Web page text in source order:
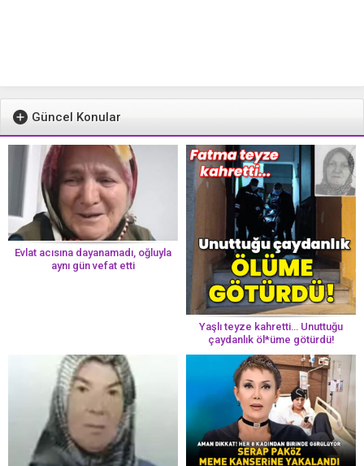
Güncel Konular
Evlat acısına dayanamadı, oğluyla
aynı gün vefat etti
Yaşlı teyze kahretti… Unuttuğu
çaydanlık öl*üme götürdü!